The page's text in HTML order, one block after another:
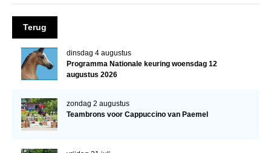
Late Veulenkeuring
ABOP
Wereldkampioenschap Jonge Paarden
Evenementen
Terug
dinsdag 4 augustus
Programma Nationale keuring woensdag 12
augustus 2026
zondag 2 augustus
Teambrons voor Cappuccino van Paemel